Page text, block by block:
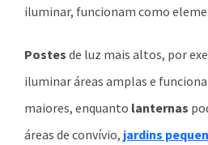
iluminar, funcionam como
Postes de luz mais altos, por
iluminar áreas amplas e
maiores, enquanto lanternas
áreas de convívio, jardins